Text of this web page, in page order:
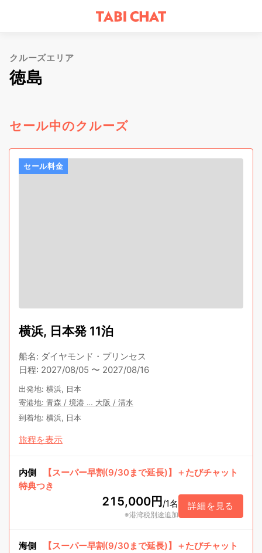
クルーズエリア
徳島
セール中のクルーズ
セール料金
横浜, 日本発 11泊
船名: ダイヤモンド・プリンセス
日程: 2027/08/05 〜 2027/08/16
出発地: 横浜, 日本
寄港地: 青森 / 境港 … 大阪 / 清水
到着地: 横浜, 日本
旅程を表示
内側
【スーパー早割(9/30まで延長)】＋たびチャット
特典つき
215,000円/1名
※港湾税別途追加
詳細を見る
海側
【スーパー早割(9/30まで延長)】＋たびチャット